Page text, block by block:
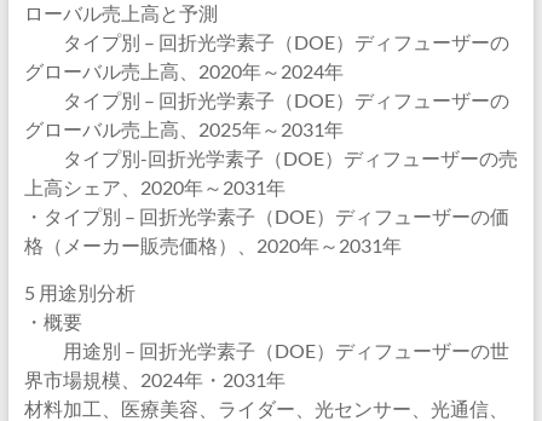
ローバル売上高と予測
タイプ別 – 回折光学素子（DOE）ディフューザーの
グローバル売上高、2020年～2024年
タイプ別 – 回折光学素子（DOE）ディフューザーの
グローバル売上高、2025年～2031年
タイプ別-回折光学素子（DOE）ディフューザーの売
上高シェア、2020年～2031年
・タイプ別 – 回折光学素子（DOE）ディフューザーの価
格（メーカー販売価格）、2020年～2031年
5 用途別分析
・概要
用途別 – 回折光学素子（DOE）ディフューザーの世
界市場規模、2024年・2031年
材料加工、医療美容、ライダー、光センサー、光通信、